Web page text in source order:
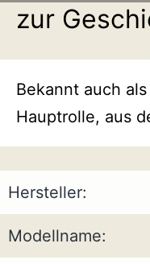
zur
Bekannt auch
Hauptrolle, aus
Hersteller:
Modellname: